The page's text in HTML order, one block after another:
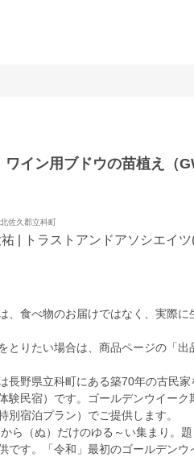
ワイン用ブドウの苗植え（
佐久郡立科町
| トラストアンドアソシエイツ
、食べ物のお届けではなく、実際
とりたい場合は、商品ページの「出
長野県立科町にある築70年の古民
験民宿）です。ゴールデンウイー
別宿泊プラン）でご提供します。
ら（ぬ）だけのゆる～い集まり。
です。「令和」最初のゴールデン